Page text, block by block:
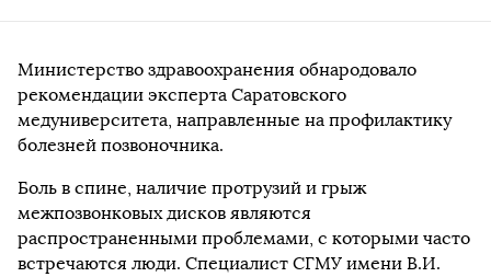
Министерство здравоохранения обнародовало
рекомендации эксперта Саратовского
медуниверситета, направленные на профилактику
болезней позвоночника.
Боль в спине, наличие протрузий и грыж
межпозвонковых дисков являются
распространенными проблемами, с которыми часто
встречаются люди. Специалист СГМУ имени В.И.